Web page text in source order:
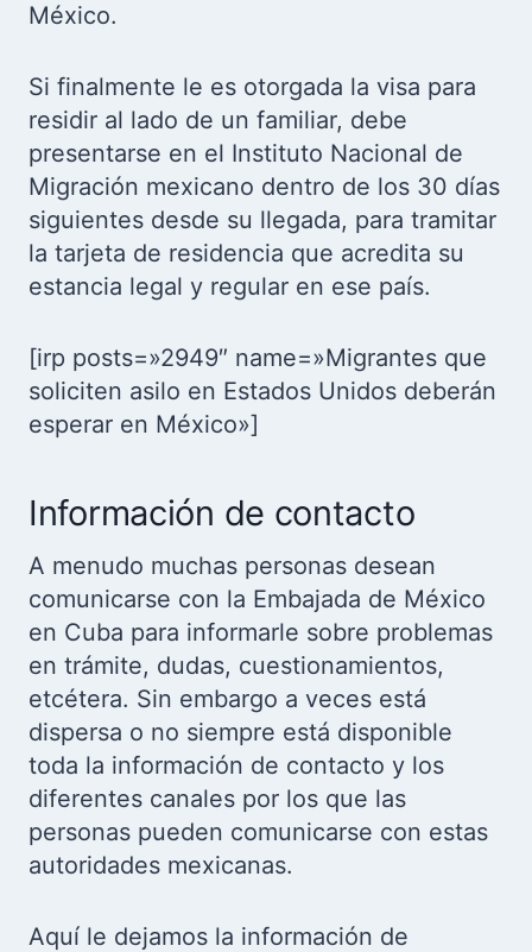
México.
Si finalmente le es otorgada la visa para
residir al lado de un familiar, debe
presentarse en el Instituto Nacional de
Migración mexicano dentro de los 30 días
siguientes desde su llegada, para tramitar
la tarjeta de residencia que acredita su
estancia legal y regular en ese país.
[irp posts=»2949″ name=»Migrantes que
soliciten asilo en Estados Unidos deberán
esperar en México»]
Información de contacto
A menudo muchas personas desean
comunicarse con la Embajada de México
en Cuba para informarle sobre problemas
en trámite, dudas, cuestionamientos,
etcétera. Sin embargo a veces está
dispersa o no siempre está disponible
toda la información de contacto y los
diferentes canales por los que las
personas pueden comunicarse con estas
autoridades mexicanas.
Aquí le dejamos la información de